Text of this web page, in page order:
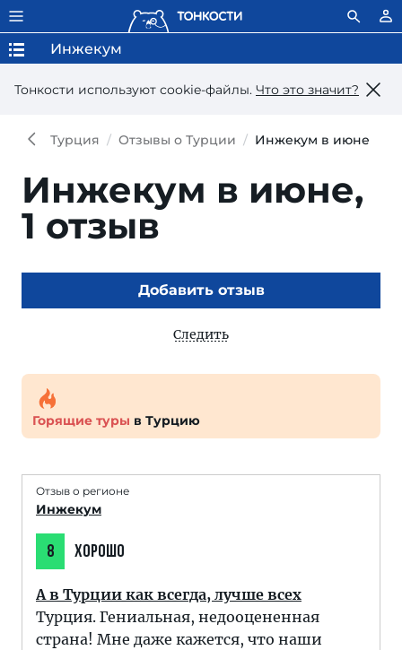
Тонкости используют сookie-файлы. Что это значит?
Инжекум
Турция Отзывы о Турции Инжекум в июне
Инжекум в июне,
1 отзыв
Добавить отзыв
Следить
Горящие туры в Турцию
Отзыв о регионе
Инжекум
8 ХОРОШО
А в Турции как всегда, лучше всех
Турция. Гениальная, недооцененная
страна! Мне даже кажется, что наши